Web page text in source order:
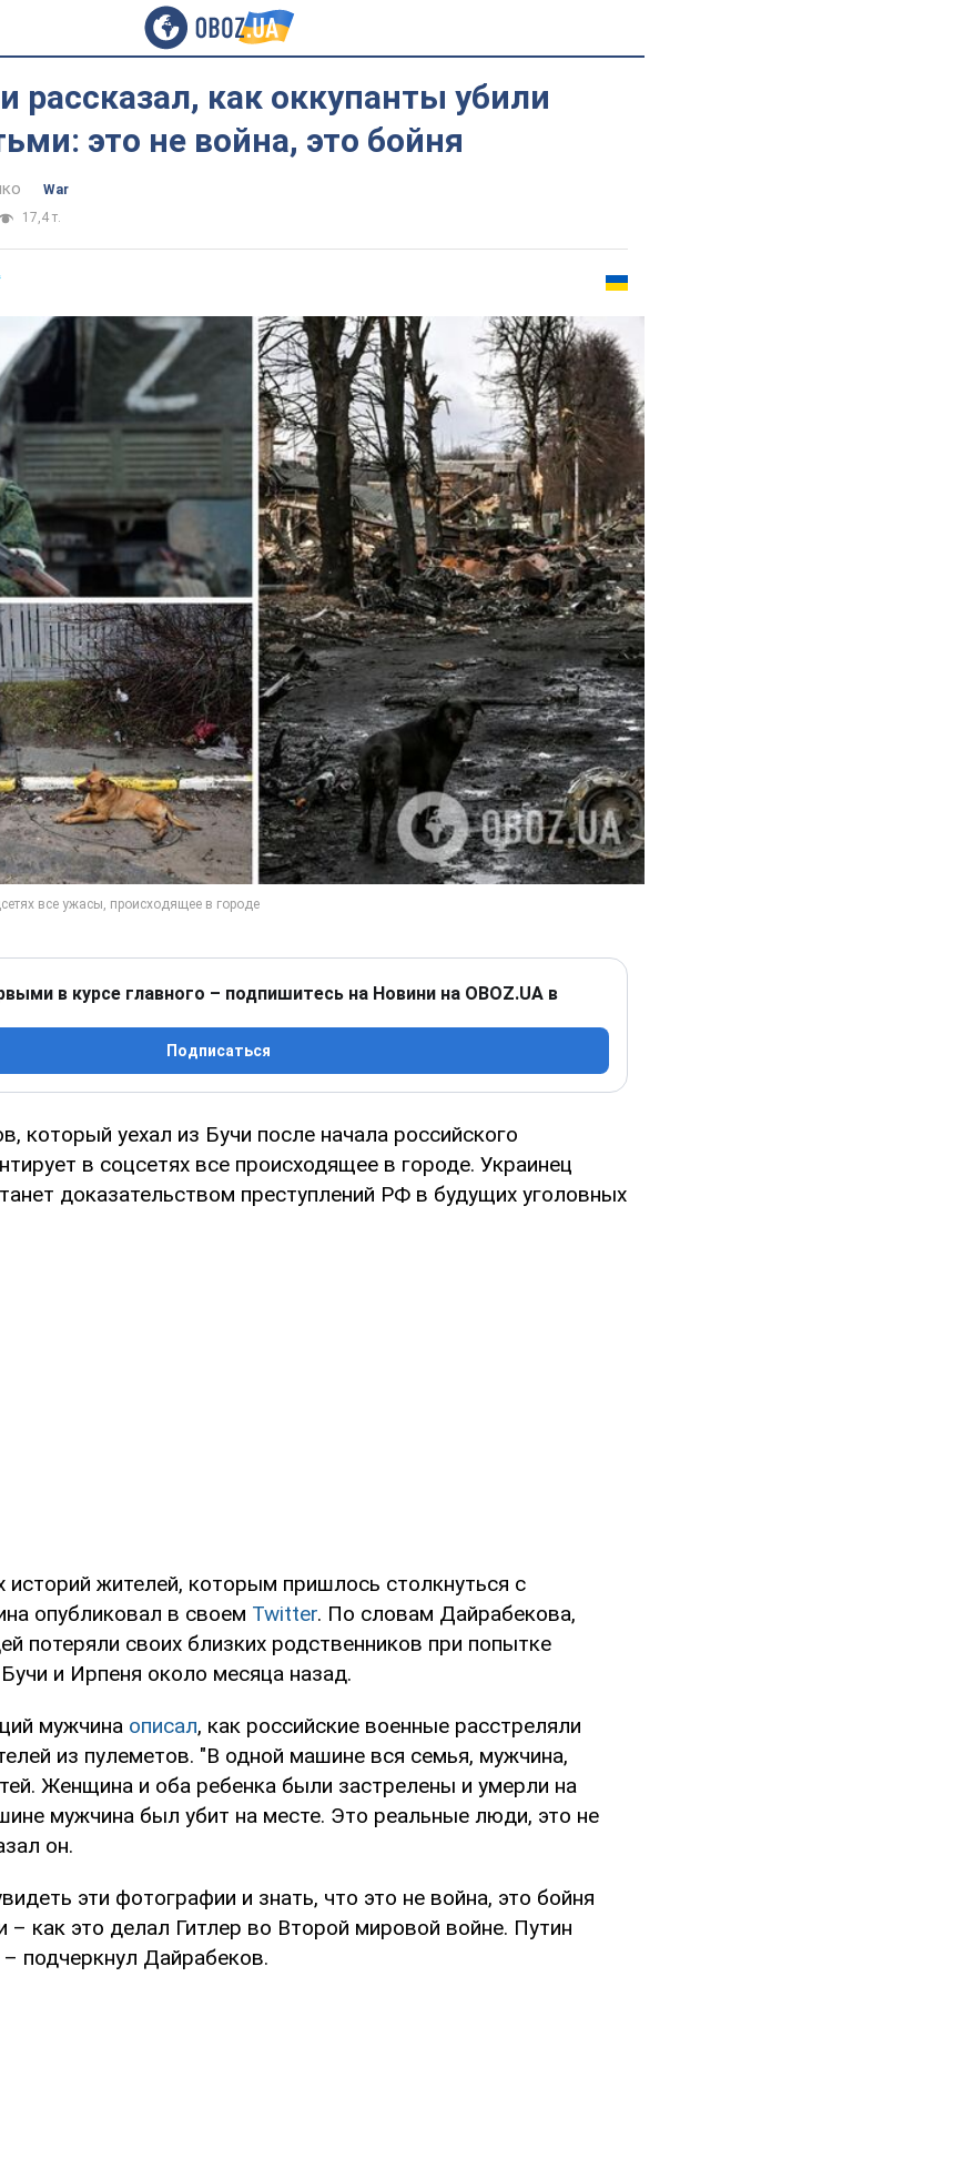
рассказал, как оккупанты убили
это не война, это бойня
War
17,4 т.
в курсе главного – подпишитесь на Новини на OBOZ.UA в
Подписаться
который уехал из Бучи после начала российского
в соцсетях все происходящее в городе. Украинец
доказательством преступлений РФ в будущих уголовных
жителей, которым пришлось столкнуться с
опубликовал в своем Twitter. По словам Дайрабекова,
потеряли своих близких родственников при попытке
и Ирпеня около месяца назад.
мужчина описал, как российские военные расстреляли
из пулеметов. "В одной машине вся семья, мужчина,
Женщина и оба ребенка были застрелены и умерли на
мужчина был убит на месте. Это реальные люди, это не
он.
эти фотографии и знать, что это не война, это бойня
– как это делал Гитлер во Второй мировой войне. Путин
подчеркнул Дайрабеков.